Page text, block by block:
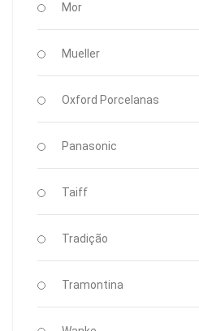
Mor
Mueller
Oxford Porcelanas
Panasonic
Taiff
Tradição
Tramontina